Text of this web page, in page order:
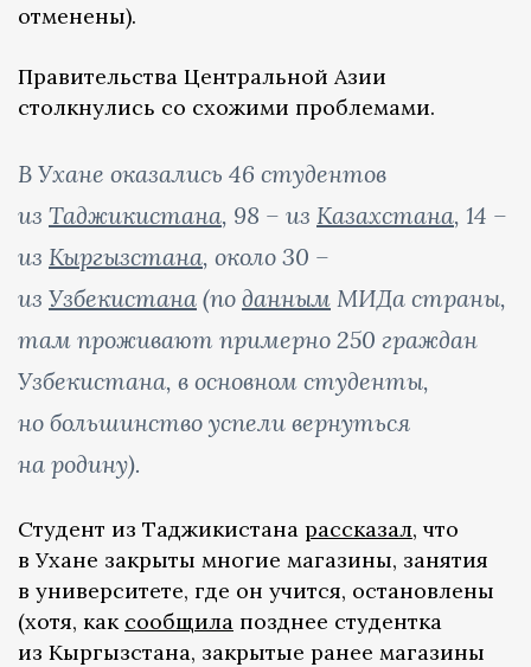
отменены).
Правительства Центральной Азии
столкнулись со схожими проблемами.
В Ухане оказались 46 студентов
из Таджикистана, 98 – из Казахстана, 14 –
из Кыргызстана, около 30 –
из Узбекистана (по данным МИДа страны,
там проживают примерно 250 граждан
Узбекистана, в основном студенты,
но большинство успели вернуться
на родину).
Студент из Таджикистана рассказал, что
в Ухане закрыты многие магазины, занятия
в университете, где он учится, остановлены
(хотя, как сообщила позднее студентка
из Кыргызстана, закрытые ранее магазины